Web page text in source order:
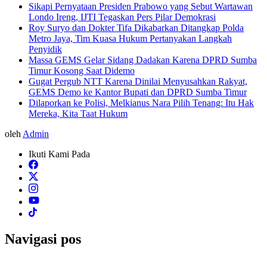
Sikapi Pernyataan Presiden Prabowo yang Sebut Wartawan
Londo Ireng, IJTI Tegaskan Pers Pilar Demokrasi
Roy Suryo dan Dokter Tifa Dikabarkan Ditangkap Polda
Metro Jaya, Tim Kuasa Hukum Pertanyakan Langkah
Penyidik
Massa GEMS Gelar Sidang Dadakan Karena DPRD Sumba
Timur Kosong Saat Didemo
Gugat Pergub NTT Karena Dinilai Menyusahkan Rakyat,
GEMS Demo ke Kantor Bupati dan DPRD Sumba Timur
Dilaporkan ke Polisi, Melkianus Nara Pilih Tenang: Itu Hak
Mereka, Kita Taat Hukum
oleh Admin
Ikuti Kami Pada
Navigasi pos